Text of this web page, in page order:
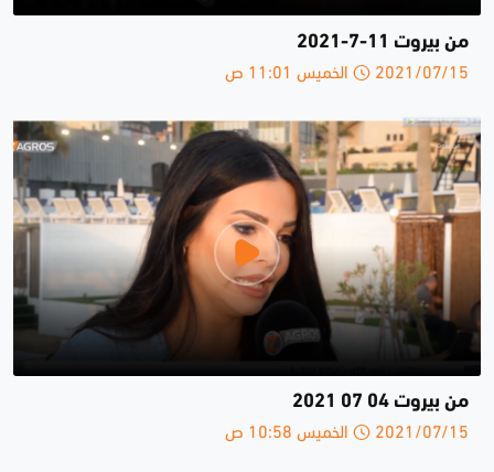
من بيروت 11-7-2021
2021/07/15 الخميس 11:01 ص
من بيروت 04 07 2021
2021/07/15 الخميس 10:58 ص